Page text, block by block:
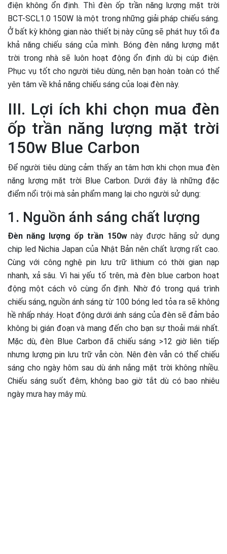
điện không ổn định. Thì đèn ốp trần năng lượng mặt trời
BCT-SCL1.0 150W là một trong những giải pháp chiếu sáng.
Ở bất kỳ không gian nào thiết bị này cũng sẽ phát huy tối đa
khả năng chiếu sáng của mình. Bóng đèn năng lượng mặt
trời trong nhà sẽ luôn hoạt động ổn định dù bị cúp điện.
Phục vụ tốt cho người tiêu dùng, nên bạn hoàn toàn có thể
yên tâm về khả năng chiếu sáng của loại đèn này.
III. Lợi ích khi chọn mua đèn
ốp trần năng lượng mặt trời
150w Blue Carbon
Để người tiêu dùng cảm thấy an tâm hơn khi chọn mua đèn
năng lượng mặt trời Blue Carbon. Dưới đây là những đặc
điểm nổi trội mà sản phẩm mang lại cho người sử dụng:
1. Nguồn ánh sáng chất lượng
Đèn năng lượng ốp trần 150wnày được hãng sử dụng
chip led Nichia Japan của Nhật Bản nên chất lượng rất cao.
Cùng với công nghệ pin lưu trữ lithium có thời gian nạp
nhanh, xả sâu. Vì hai yếu tố trên, mà đèn blue carbon hoạt
động một cách vô cùng ổn định. Nhờ đó trong quá trình
chiếu sáng, nguồn ánh sáng từ 100 bóng led tỏa ra sẽ không
hề nhấp nháy. Hoạt động dưới ánh sáng của đèn sẽ đảm bảo
không bị gián đoạn và mang đến cho bạn sự thoải mái nhất.
Mặc dù, đèn Blue Carbon đã chiếu sáng >12 giờ liên tiếp
nhưng lượng pin lưu trữ vẫn còn. Nên đèn vẫn có thể chiếu
sáng cho ngày hôm sau dù ánh nắng mặt trời không nhiều.
Chiếu sáng suốt đêm, không bao giờ tắt dù có bao nhiêu
ngày mưa hay mây mù.